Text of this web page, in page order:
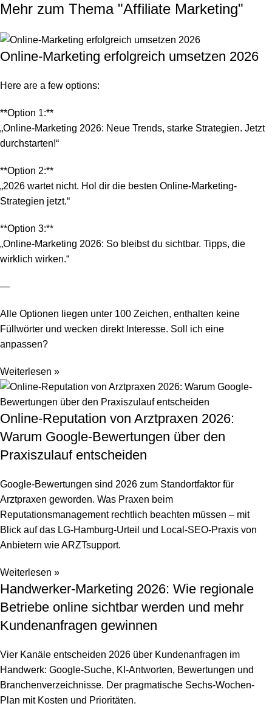
Mehr zum Thema "Affiliate Marketing"
Online-Marketing erfolgreich umsetzen 2026
Here are a few options:
**Option 1:**
„Online-Marketing 2026: Neue Trends, starke Strategien. Jetzt
durchstarten!“
**Option 2:**
„2026 wartet nicht. Hol dir die besten Online-Marketing-
Strategien jetzt.“
**Option 3:**
„Online-Marketing 2026: So bleibst du sichtbar. Tipps, die
wirklich wirken.“
—
Alle Optionen liegen unter 100 Zeichen, enthalten keine
Füllwörter und wecken direkt Interesse. Soll ich eine
anpassen?
Weiterlesen »
Online-Reputation von Arztpraxen 2026:
Warum Google-Bewertungen über den
Praxiszulauf entscheiden
Google-Bewertungen sind 2026 zum Standortfaktor für
Arztpraxen geworden. Was Praxen beim
Reputationsmanagement rechtlich beachten müssen – mit
Blick auf das LG-Hamburg-Urteil und Local-SEO-Praxis von
Anbietern wie ARZTsupport.
Weiterlesen »
Handwerker-Marketing 2026: Wie regionale
Betriebe online sichtbar werden und mehr
Kundenanfragen gewinnen
Vier Kanäle entscheiden 2026 über Kundenanfragen im
Handwerk: Google-Suche, KI-Antworten, Bewertungen und
Branchenverzeichnisse. Der pragmatische Sechs-Wochen-
Plan mit Kosten und Prioritäten.